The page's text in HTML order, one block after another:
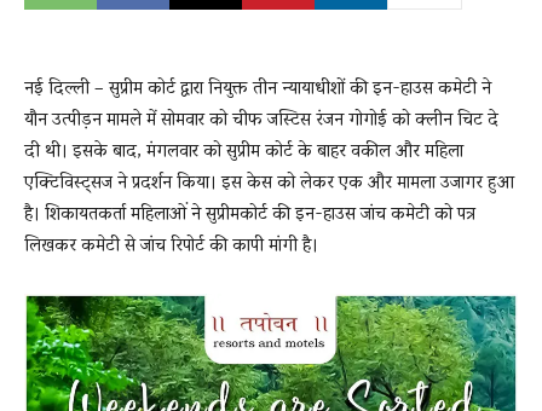
Breaking
News
LIVE
नई दिल्ली – सुप्रीम कोर्ट द्वारा नियुक्त तीन न्यायाधीशों की इन-हाउस कमेटी ने
यौन उत्पीड़न मामले में सोमवार को चीफ जस्टिस रंजन गोगोई को क्लीन चिट दे
दी थी। इसके बाद, मंगलवार को सुप्रीम कोर्ट के बाहर वकील और महिला
एक्टिविस्ट्सज ने प्रदर्शन किया। इस केस को लेकर एक और मामला उजागर हुआ
है। शिकायतकर्ता महिलाओं ने सुप्रीमकोर्ट की इन-हाउस जांच कमेटी को पत्र
लिखकर कमेटी से जांच रिपोर्ट की कापी मांगी है।